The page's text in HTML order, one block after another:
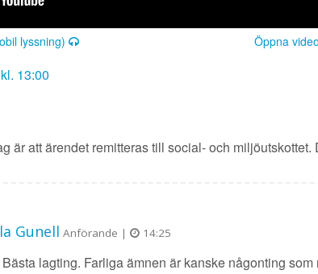
lyssning) Öppna
13:00
är att ärendet remitteras till social- och miljöutskottet.
Gunell Anförande | 14:25
lagting. Farliga ämnen är kanske någonting